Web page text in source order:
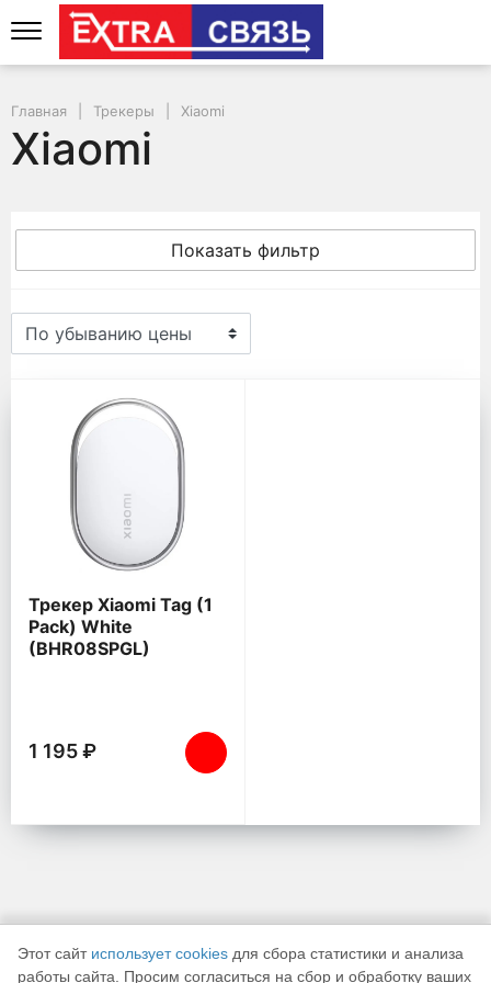
Главная Трекеры Xiaomi
Xiaomi
Показать фильтр
Xiaomi
Трекер Xiaomi Tag (1
Pack) White
(BHR08SPGL)
1 195 ₽
Этот сайт использует cookies для сбора статистики и анализа
работы сайта. Просим согласиться на сбор и обработку ваших